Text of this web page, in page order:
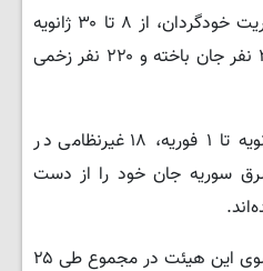
به گفته هیئت بهداشت مدیریت خودگردان، از ۸ تا ۳۰ ژانویه
در حملات به سد تشرین، ۲۳ نفر جان باخته و ۲۲۰ نفر زخمی
همچنین در بازه زمانی ۸ ژانویه تا ۱ فوریه، ۱۸ غیرنظامی در
سوریه جان خود را از دست
بر اساس آمار منتشرشده از سوی این هیئت در مجموع طی ۲۵